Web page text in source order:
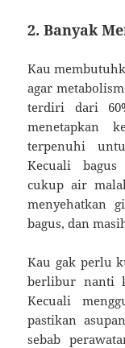
2. Banyak
Kau
agar
terdiri dari
menetapkan
terpenuhi
Kecuali
cukup air
menyehatkan
bagus, dan
Kau gak perlu
berlibur nanti
Kecuali
pastikan
sebab